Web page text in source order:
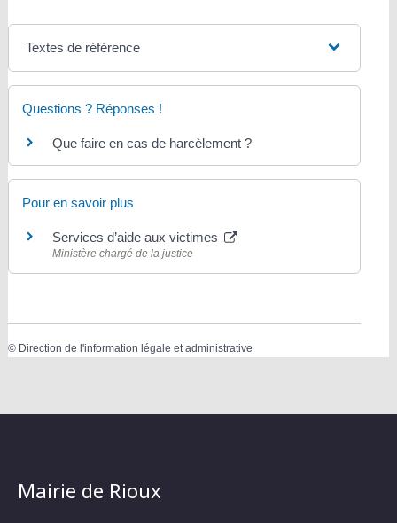
Textes de référence
Questions ? Réponses !
Que faire en cas de harcèlement ?
Pour en savoir plus
Services d’aide aux victimes
Ministère chargé de la justice
© Direction de l'information légale et administrative
Mairie de Rioux